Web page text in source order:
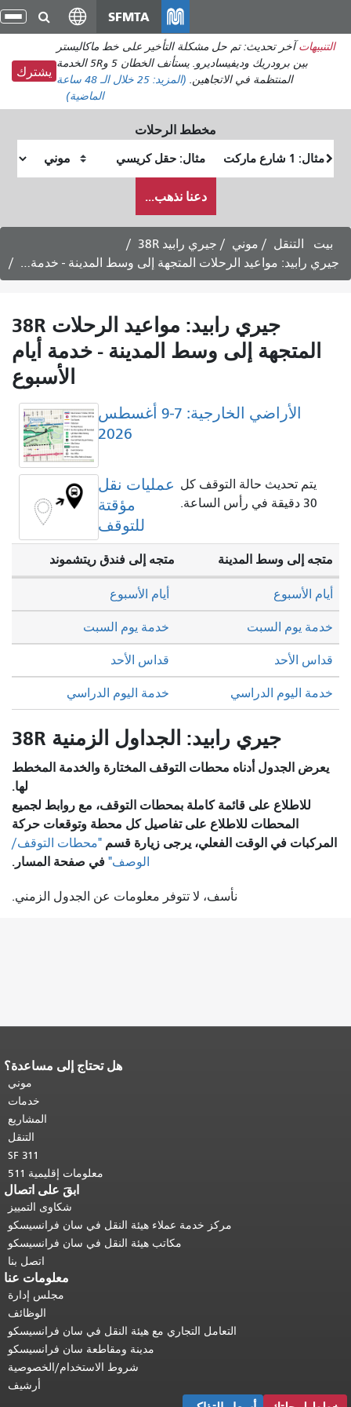
انتقل
إلى
المحتوى
الرئيسي
SFMTA
التنبيهات آخر تحديث: تم حل مشكلة التأخير على خط ماكاليستر
بين برودريك وديفيساديرو. يستأنف الخطان 5 و5R الخدمة
المنتظمة في الاتجاهين. (المزيد: 25
خلال الـ 48 ساعة
الماضية)
يشترك
مخطط الرحلات
البداية
النهاية
أرغب
في
السفر
دعنا نذهب...
بيت التنقل موني
38R جيري رابيد
38R جيري رابيد: مواعيد الرحلات المتجهة إلى وسط المدينة - خدمة أيام الأسبوع
38R جيري رابيد: مواعيد الرحلات
المتجهة إلى وسط المدينة - خدمة أيام
الأسبوع
الأراضي الخارجية: 7-9 أغسطس
2026
عمليات نقل
مؤقتة
للتوقف
يتم تحديث حالة التوقف كل
30 دقيقة في رأس الساعة.
متجه إلى وسط المدينة متجه إلى فندق ريتشموند
خدمة يوم السبت خدمة يوم السبت
قداس الأحد قداس الأحد
أيام الأسبوع أيام الأسبوع
خدمة اليوم الدراسي خدمة اليوم الدراسي
38R جيري رابيد: الجداول الزمنية
يعرض الجدول أدناه محطات التوقف المختارة والخدمة المخطط
لها.
للاطلاع على قائمة كاملة بمحطات التوقف، مع روابط لجميع
المحطات للاطلاع على تفاصيل كل محطة وتوقعات حركة
المركبات في الوقت الفعلي، يرجى زيارة قسم "محطات التوقف/
الوصف" في صفحة المسار.
نأسف، لا تتوفر معلومات عن الجدول الزمني.
هل تحتاج إلى مساعدة؟
موني
خدمات
المشاريع
التنقل
SF 311
معلومات إقليمية 511
ابقَ على اتصال
شكاوى التمييز
مركز خدمة عملاء هيئة النقل في سان فرانسيسكو
مكاتب هيئة النقل في سان فرانسيسكو
اتصل بنا
معلومات عنا
مجلس إدارة
الوظائف
التعامل التجاري مع هيئة النقل في سان فرانسيسكو
مدينة ومقاطعة سان فرانسيسكو
شروط الاستخدام/الخصوصية
أرشيف